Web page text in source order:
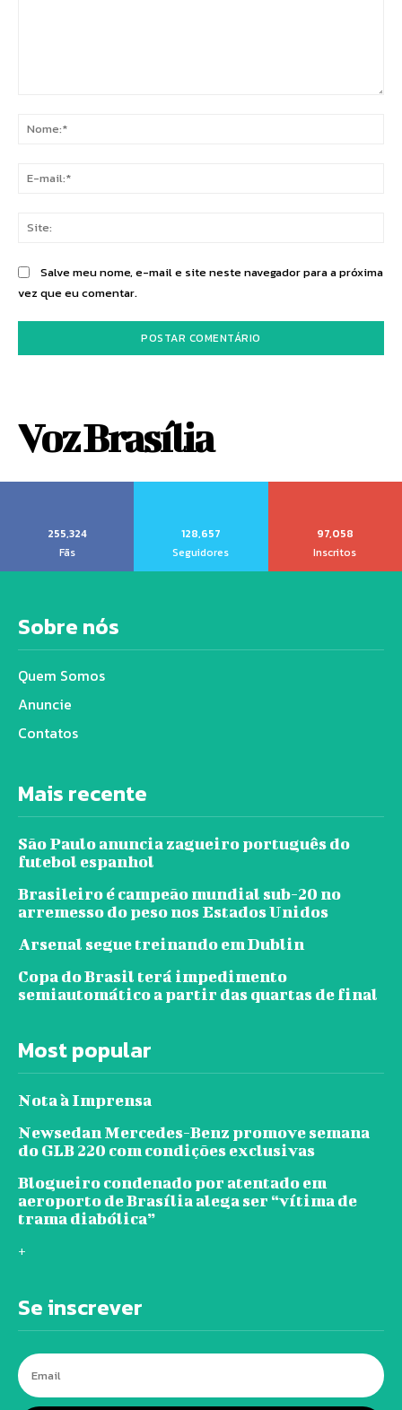
Salve meu nome, e-mail e site neste navegador para a próxima
vez que eu comentar.
Voz Brasília
255,324
Fãs
128,657
Seguidores
97,058
Inscritos
Sobre nós
Quem Somos
Anuncie
Contatos
Mais recente
São Paulo anuncia zagueiro português do
futebol espanhol
Brasileiro é campeão mundial sub-20 no
arremesso do peso nos Estados Unidos
Arsenal segue treinando em Dublin
Copa do Brasil terá impedimento
semiautomático a partir das quartas de final
Most popular
Nota à Imprensa
Newsedan Mercedes-Benz promove semana
do GLB 220 com condições exclusivas
Blogueiro condenado por atentado em
aeroporto de Brasília alega ser “vítima de
trama diabólica”
+
Se inscrever